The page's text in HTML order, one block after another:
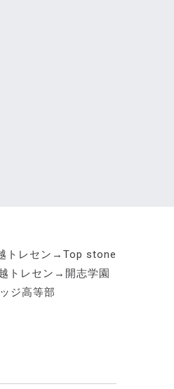
トレセン→Top stone
トレセン→開志学園
ジ高等部